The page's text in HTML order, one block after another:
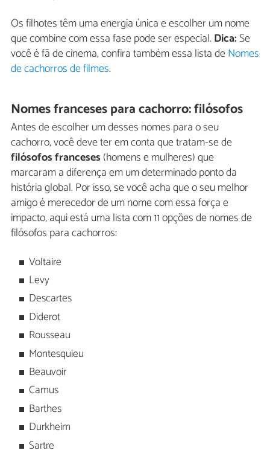
Os filhotes têm uma energia única e escolher um nome
que combine com essa fase pode ser especial. Dica:Se
você é fã de cinema, confira também essa lista deNomes
de cachorros de filmes.
Nomes franceses para cachorro: filósofos
Antes de escolher um desses nomes para o seu
cachorro, você deve ter em conta que tratam-se de
filósofos franceses (homens e mulheres) que
marcaram a diferença em um determinado ponto da
história global. Por isso, se você acha que o seu melhor
amigo é merecedor de um nome com essa força e
impacto, aqui está uma lista com 11 opções de nomes de
filósofos para cachorros:
Voltaire
Levy
Descartes
Diderot
Rousseau
Montesquieu
Beauvoir
Camus
Barthes
Durkheim
Sartre